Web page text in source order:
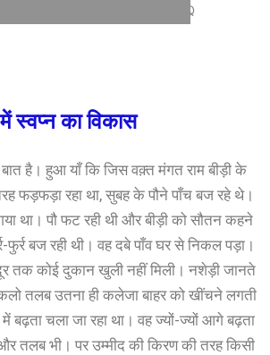
pr1kL7kJQ
स्वप्न का विकास
है। हुआ याँ कि जिस वक़्त मंगत राम बीड़ी के
फड़फड़ा रहा था, सुबह के पौने पाँच बज रहे थे।
था। पौ फट रही थी और बीड़ी को सौतन कहने
फुर्र बज रही थी। वह दबे पाँव घर से निकल पड़ा।
तक कोई दुकान खुली नहीं मिली। नशेड़ी जानते
तलब उतना ही कलेजा बाहर को खींचने लगती
बढ़ता चला जा रहा था। वह ज्यों-ज्यों आगे बढ़ता
तलब भी। पर उम्मीद की किरण की तरह किसी